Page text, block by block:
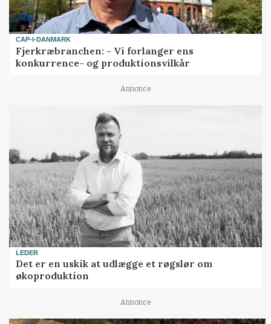
CAP-I-DANMARK
Fjerkræbranchen: - Vi forlanger ens
konkurrence- og produktionsvilkår
Annonce
LEDER
Det er en uskik at udlægge et røgslør om
økoproduktion
Annonce